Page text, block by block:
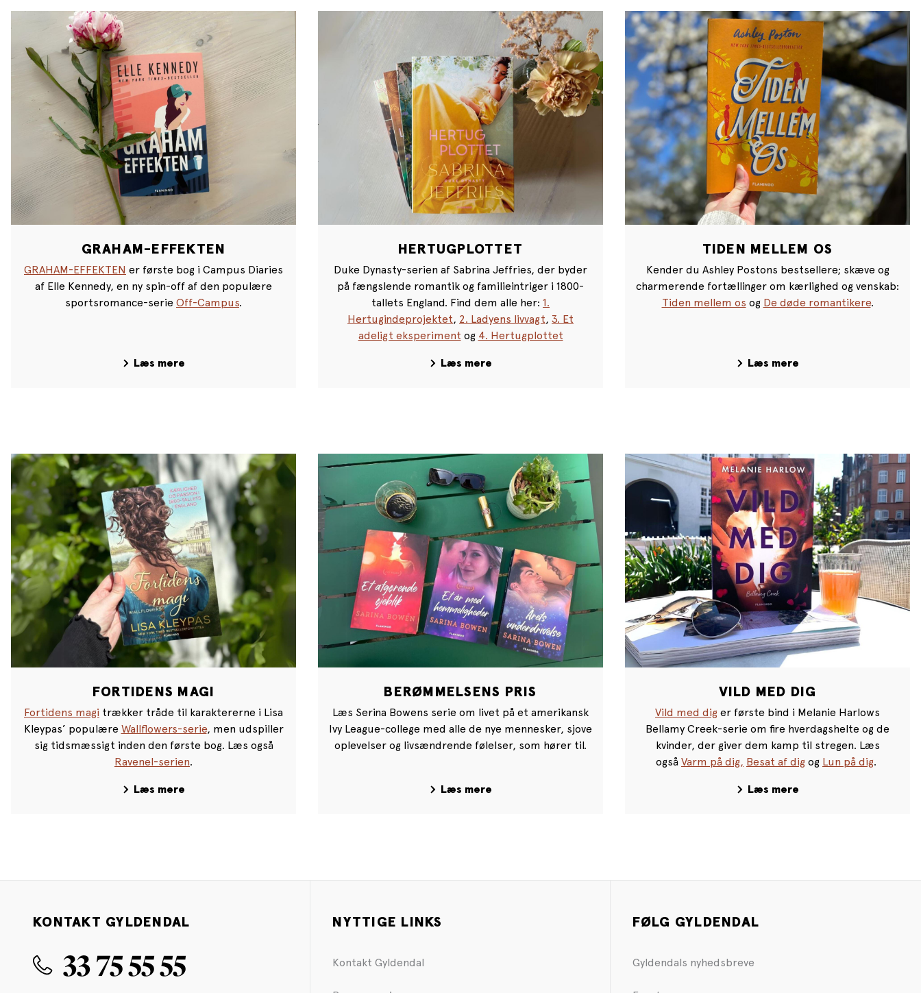
GRAHAM-EFFEKTEN
GRAHAM-EFFEKTEN er første bog i Campus Diaries
af Elle Kennedy, en ny spin-off af den populære
sportsromance-serie Off-Campus.
Læs mere
HERTUGPLOTTET
Duke Dynasty-serien af Sabrina Jeffries, der byder
på fængslende romantik og familieintriger i 1800-
tallets England. Find dem alle her: 1.
Hertugindeprojektet, 2. Ladyens livvagt, 3. Et
adeligt eksperiment og 4. Hertugplottet
Læs mere
TIDEN MELLEM OS
Kender du Ashley Postons bestsellere; skæve og
charmerende fortællinger om kærlighed og venskab:
Tiden mellem os og De døde romantikere.
Læs mere
FORTIDENS MAGI
Fortidens magi trækker tråde til karaktererne i Lisa
Kleypas’ populære Wallflowers-serie, men udspiller
sig tidsmæssigt inden den første bog. Læs også
Ravenel-serien.
Læs mere
BERØMMELSENS PRIS
Læs Serina Bowens serie om livet på et amerikansk
Ivy League-college med alle de nye mennesker, sjove
oplevelser og livsændrende følelser, som hører til.
Læs mere
VILD MED DIG
Vild med dig er første bind i Melanie Harlows
Bellamy Creek-serie om fire hverdagshelte og de
kvinder, der giver dem kamp til stregen. Læs
også Varm på dig, Besat af dig og Lun på dig.
Læs mere
KONTAKT GYLDENDAL
33 75 55 55
NYTTIGE LINKS
Kontakt Gyldendal
FØLG GYLDENDAL
Gyldendals nyhedsbreve